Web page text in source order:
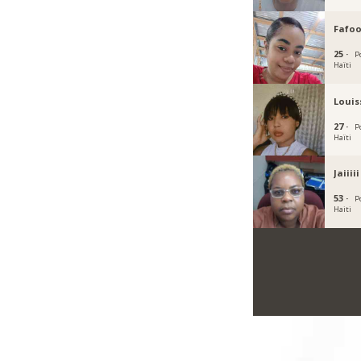
25 ·
Haïti
27 ·
Haïti
Jaiiiii
53 ·
Haiti